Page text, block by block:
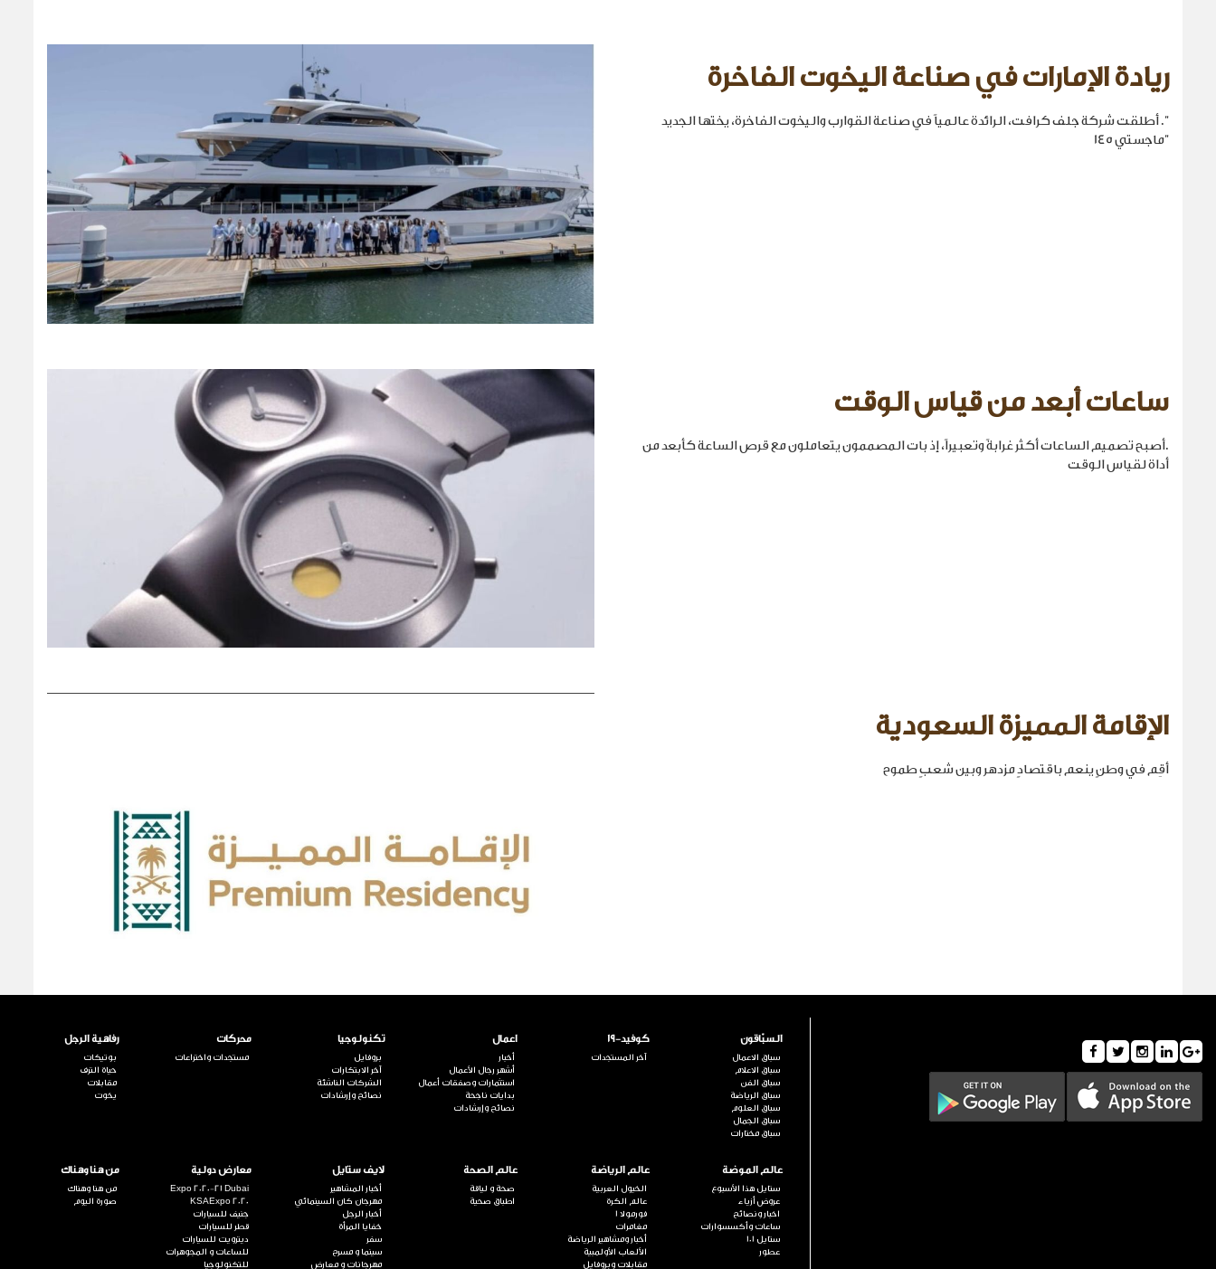
ريادة الإمارات في صناعة اليخوت الفاخرة
". أطلقت شركة جلف كرافت، الرائدة عالمياً في صناعة القوارب واليخوت الفاخرة، يختها الجديد
"ماجستي 145
ساعات أبعد من قياس الوقت
.أصبح تصميم الساعات أكثر غرابةً وتعبيراً، إذ بات المصممون يتعاملون مع قرص الساعة كأبعد من
أداة لقياس الوقت
الإقامة المميزة السعودية
أقِم في وطنٍ ينعم باقتصادٍ مزدهر وبين شعبٍ طموح
السبّاقون
سباق الاعمال
سباق الاعلام
سباق الفن
سباق الرياضة
سباق العلوم
سباق الجمال
سباق مختارات
كوفيد-19
آخر المستجدات
اعمال
أخبار
أشهر رجال الأعمال
استثمارات وصفقات أعمال
بدايات ناجحة
نصائح وإرشادات
تكنولوجيا
بروفايل
آخر الابتكارات
الشركات الناشئة
نصائح وإرشادات
محركات
مستجدات واختراعات
رفاهية الرجل
بوتيكات
حياة الترف
مقابلات
يخوت
عالم الموضة
ستايل هذا الأسبوع
عروض أزياء
اخبار ونصائح
ساعات وأكسسوارات
ستايل 101
عطور
عالم الرياضة
الخيول العربية
عالم الكرة
فورمولا 1
مغامرات
أخبار ومشاهير الرياضة
الألعاب الأولمبية
مقابلات وبروفايل
عالم الصحة
صحة و لياقة
اطباق صحية
لايف ستايل
أخبار المشاهير
مهرجان كان السينمائي
أخبار الرجل
خفايا المرأة
سفر
سينما و مسرح
مهرجانات و معارض
معارض دولية
Expo 2020-21 Dubai
KSAExpo 2020
جنيف للسيارات
قطر للسيارات
ديترويت للسيارات
للساعات و المجوهرات
للتكنولوجيا
من هنا وهناك
من هنا وهناك
صورة اليوم